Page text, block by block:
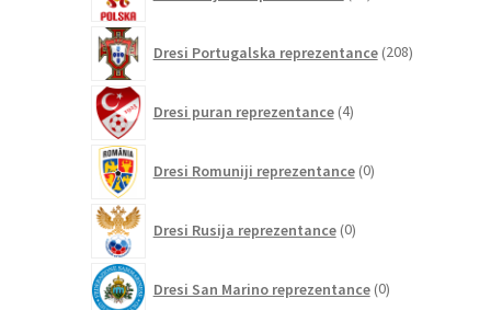
Dresi Portugalska reprezentance 208izdelkov
Dresi puran reprezentance 4izdelki
Dresi Romuniji reprezentance 0izdelkov
Dresi Rusija reprezentance 0izdelkov
Dresi San Marino reprezentance 0izdelkov